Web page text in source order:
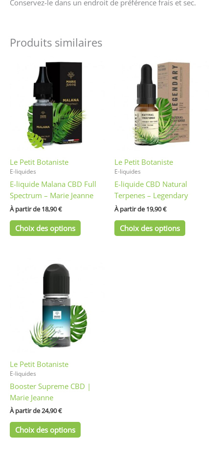
Conservez-le dans un endroit de préférence frais et sec.
Produits similaires
Le Petit Botaniste
E-liquides
E-liquide Malana CBD Full
Spectrum – Marie Jeanne
À partir de 18,90€
Choix des options
Ce
Les
la
page
produit
Le Petit Botaniste
E-liquides
E-liquide CBD Natural
Terpenes – Legendary
À partir de 19,90€
Choix des options
Ce
Les
options
peuvent
la
page
produit
Le Petit Botaniste
E-liquides
Booster Supreme CBD |
Marie Jeanne
À partir de 24,90€
Choix des options
variations.
Les
options
peuvent
la
produit